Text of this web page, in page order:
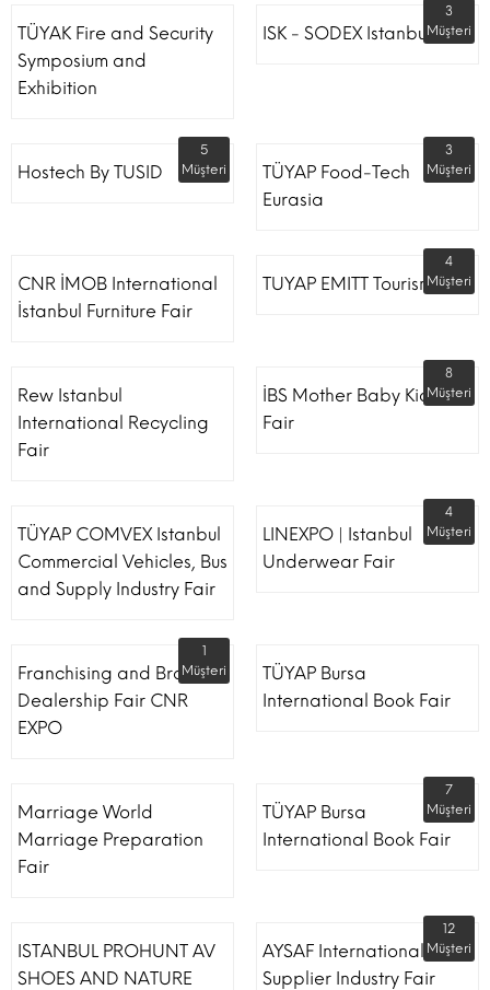
TÜYAK Fire and Security
Symposium and
Exhibition
ISK - SODEX Istanbul
3
Müşteri
Hostech By TUSID
5
Müşteri
TÜYAP Food-Tech
Eurasia
3
Müşteri
CNR İMOB International
İstanbul Furniture Fair
TUYAP EMITT Tourism Fair
4
Müşteri
Rew Istanbul
International Recycling
Fair
İBS Mother Baby Kids
Fair
8
Müşteri
TÜYAP COMVEX Istanbul
Commercial Vehicles, Bus
and Supply Industry Fair
LINEXPO | Istanbul
Underwear Fair
4
Müşteri
Franchising and Brand
Dealership Fair CNR
EXPO
1
Müşteri
TÜYAP Bursa
International Book Fair
Marriage World
Marriage Preparation
Fair
TÜYAP Bursa
International Book Fair
7
Müşteri
ISTANBUL PROHUNT AV
SHOES AND NATURE
AYSAF International Shoe
Supplier Industry Fair
12
Müşteri